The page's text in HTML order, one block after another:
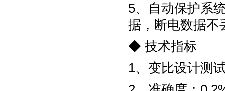
5、自动保护系
据，断电数据不
◆ 技术指标
1、变比设计测